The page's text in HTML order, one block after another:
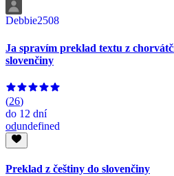
Debbie2508
Ja spravím preklad textu z
slovenčiny
(26)
do 12 dní
odundefined
Preklad z češtiny do slovenčiny